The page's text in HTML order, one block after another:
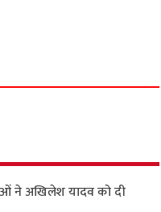
ने अखिलेश यादव को दी